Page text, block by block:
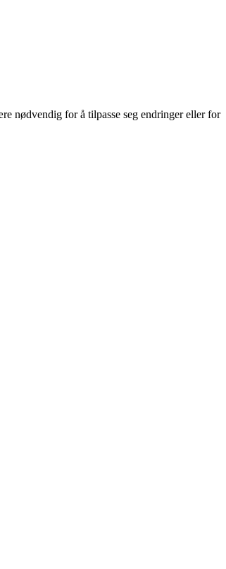
nødvendig for å tilpasse seg endringer eller for